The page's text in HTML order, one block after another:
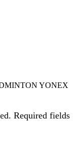
YONEX
Required fields